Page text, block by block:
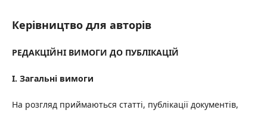
Керівництво для авторів
РЕДАКЦІЙНІ ВИМОГИ ДО ПУБЛІКАЦІЙ
I. Загальні вимоги
На розгляд приймаються статті, публікації документів,